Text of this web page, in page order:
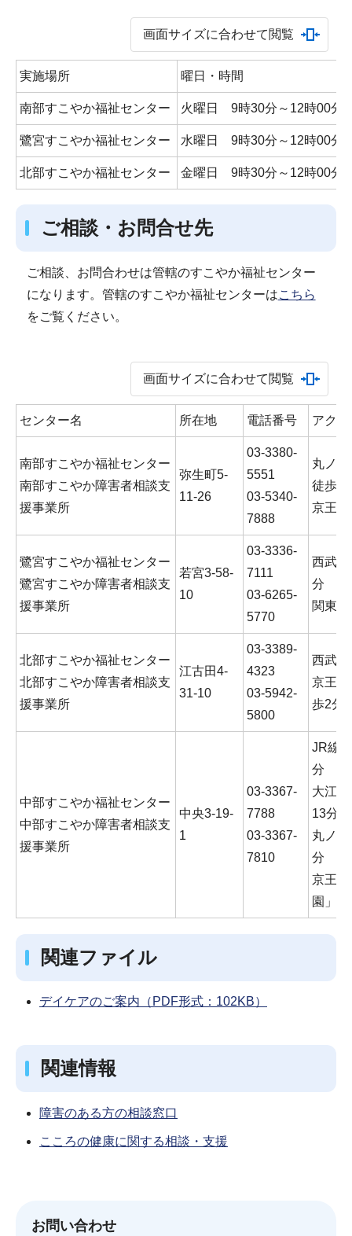
画面サイズに合わせて閲覧
実施場所 曜日・時間
南部すこやか福祉センター 火曜日 9時30分～12時00分
鷺宮すこやか福祉センター 水曜日 9時30分～12時00分
北部すこやか福祉センター 金曜日 9時30分～12時00分
ご相談・お問合せ先
ご相談、お問合わせは管轄のすこやか福祉センター
になります。管轄のすこやか福祉センターはこちら
をご覧ください。
画面サイズに合わせて閲覧
センター名 所在地 電話番号 アク
南部すこやか福祉センター
南部すこやか障害者相談支
援事業所
弥生町5-
11-26
03-3380-
5551
03-5340-
7888
丸ノ
徒歩7
京王
鷺宮すこやか福祉センター
鷺宮すこやか障害者相談支
援事業所
若宮3-58-
10
03-3336-
7111
03-6265-
5770
西武
分
関東
北部すこやか福祉センター
北部すこやか障害者相談支
援事業所
江古田4-
31-10
03-3389-
4323
03-5942-
5800
西武
京王
歩2分
中部すこやか福祉センター
中部すこやか障害者相談支
援事業所
中央3-19-
1
03-3367-
7788
03-3367-
7810
JR線/
分
大江
13分
丸ノ
分
京王
園」
関連ファイル
デイケアのご案内（PDF形式：102KB）
関連情報
障害のある方の相談窓口
こころの健康に関する相談・支援
お問い合わせ